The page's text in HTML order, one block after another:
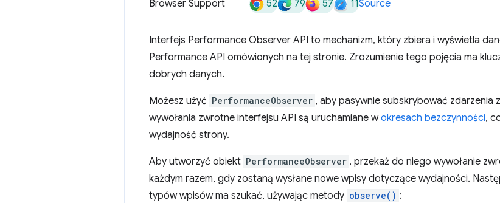
Browser Support 52 79 57 11Source
Interfejs Performance Observer API to mechanizm, który zbiera i wyświetla
Performance API omówionych na tej stronie. Zrozumienie tego pojęcia ma
dobrych danych.
Możesz użyć PerformanceObserver , aby pasywnie subskrybować zdarzenia
wywołania zwrotne interfejsu API są uruchamiane wokresach bezczynności,
wydajność strony.
Aby utworzyć obiekt PerformanceObserver , przekaż do niego wywołanie
każdym razem, gdy zostaną wysłane nowe wpisy dotyczące wydajności.
typów wpisów ma szukać, używając metody observe() :